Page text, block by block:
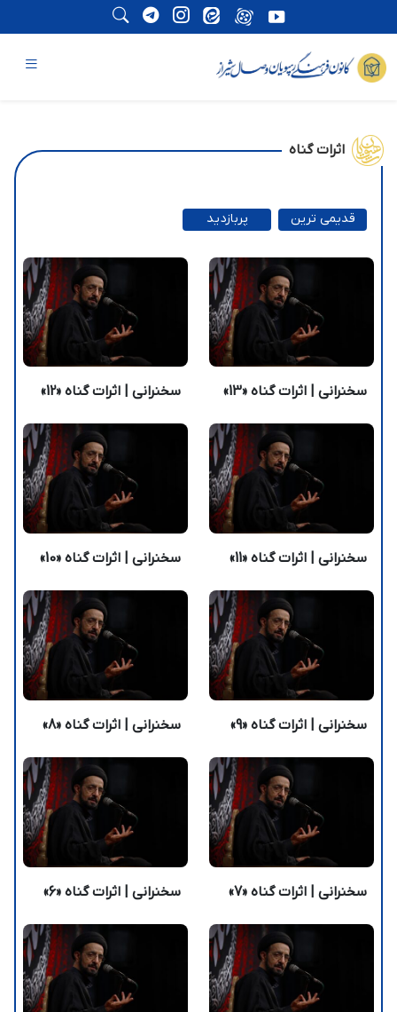
اثرات گناه
پربازدید
قدیمی ترین
سخنرانی | اثرات گناه «13» سخنرانی | اثرات گناه «12»
سخنرانی | اثرات گناه «11» سخنرانی | اثرات گناه «10»
سخنرانی | اثرات گناه «9» سخنرانی | اثرات گناه «8»
سخنرانی | اثرات گناه «7» سخنرانی | اثرات گناه «6»